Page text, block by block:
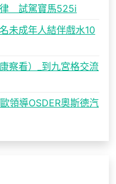
律 試駕寶馬525i
未成年人結伴戲水10
察看）_到九宮格交流
領導OSDER奧斯德汽